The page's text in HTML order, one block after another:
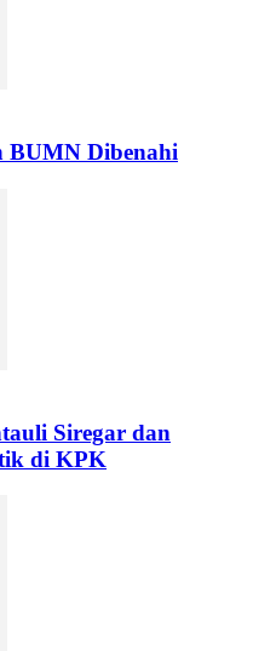
BUMN Dibenahi
Siregar dan
di KPK